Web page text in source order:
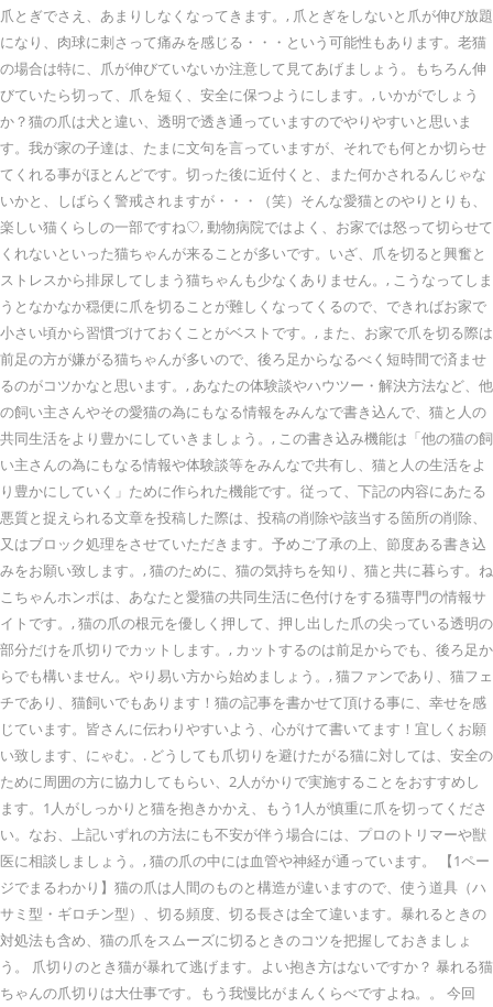
爪とぎでさえ、あまりしなくなってきます。, 爪とぎをしないと爪が伸び放題
になり、肉球に刺さって痛みを感じる・・・という可能性もあります。老猫
の場合は特に、爪が伸びていないか注意して見てあげましょう。もちろん伸
びていたら切って、爪を短く、安全に保つようにします。, いかがでしょう
か？猫の爪は犬と違い、透明で透き通っていますのでやりやすいと思いま
す。我が家の子達は、たまに文句を言っていますが、それでも何とか切らせ
てくれる事がほとんどです。切った後に近付くと、また何かされるんじゃな
いかと、しばらく警戒されますが・・・（笑）そんな愛猫とのやりとりも、
楽しい猫くらしの一部ですね♡, 動物病院ではよく、お家では怒って切らせて
くれないといった猫ちゃんが来ることが多いです。いざ、爪を切ると興奮と
ストレスから排尿してしまう猫ちゃんも少なくありません。, こうなってしま
うとなかなか穏便に爪を切ることが難しくなってくるので、できればお家で
小さい頃から習慣づけておくことがベストです。, また、お家で爪を切る際は
前足の方が嫌がる猫ちゃんが多いので、後ろ足からなるべく短時間で済ませ
るのがコツかなと思います。, あなたの体験談やハウツー・解決方法など、他
の飼い主さんやその愛猫の為にもなる情報をみんなで書き込んで、猫と人の
共同生活をより豊かにしていきましょう。, この書き込み機能は「他の猫の飼
い主さんの為にもなる情報や体験談等をみんなで共有し、猫と人の生活をよ
り豊かにしていく」ために作られた機能です。従って、下記の内容にあたる
悪質と捉えられる文章を投稿した際は、投稿の削除や該当する箇所の削除、
又はブロック処理をさせていただきます。予めご了承の上、節度ある書き込
みをお願い致します。, 猫のために、猫の気持ちを知り、猫と共に暮らす。ね
こちゃんホンポは、あなたと愛猫の共同生活に色付けをする猫専門の情報サ
イトです。, 猫の爪の根元を優しく押して、押し出した爪の尖っている透明の
部分だけを爪切りでカットします。, カットするのは前足からでも、後ろ足か
らでも構いません。やり易い方から始めましょう。, 猫ファンであり、猫フェ
チであり、猫飼いでもあります！猫の記事を書かせて頂ける事に、幸せを感
じています。皆さんに伝わりやすいよう、心がけて書いてます！宜しくお願
い致します、にゃむ。. どうしても爪切りを避けたがる猫に対しては、安全の
ために周囲の方に協力してもらい、2人がかりで実施することをおすすめし
ます。1人がしっかりと猫を抱きかかえ、もう1人が慎重に爪を切ってくださ
い。なお、上記いずれの方法にも不安が伴う場合には、プロのトリマーや獣
医に相談しましょう。, 猫の爪の中には血管や神経が通っています。 【1ペー
ジでまるわかり】猫の爪は人間のものと構造が違いますので、使う道具（ハ
サミ型・ギロチン型）、切る頻度、切る長さは全て違います。暴れるときの
対処法も含め、猫の爪をスムーズに切るときのコツを把握しておきましょ
う。 爪切りのとき猫が暴れて逃げます。よい抱き方はないですか？ 暴れる猫
ちゃんの爪切りは大仕事です。もう我慢比がまんくらべですよね。。 今回